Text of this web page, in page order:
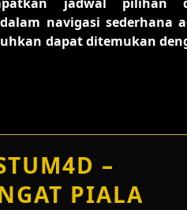
navigasi sederhana
dapat ditemukan
–
PIALA